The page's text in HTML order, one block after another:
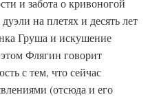
и забота о кривоногой
на плетях и десять лет
Груша и искушение
Флягин говорит
с тем, что сейчас
(отсюда и его